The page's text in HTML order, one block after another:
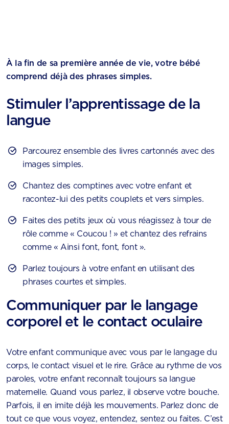
À la fin de sa première année de vie, votre bébé
comprend déjà des phrases simples.
Stimuler l’apprentissage de la
langue
Parcourez ensemble des livres cartonnés avec des
images simples.
Chantez des comptines avec votre enfant et
racontez-lui des petits couplets et vers simples.
Faites des petits jeux où vous réagissez à tour de
rôle comme « Coucou ! » et chantez des refrains
comme « Ainsi font, font, font ».
Parlez toujours à votre enfant en utilisant des
phrases courtes et simples.
Communiquer par le langage
corporel et le contact oculaire
Votre enfant communique avec vous par le langage du
corps, le contact visuel et le rire. Grâce au rythme de vos
paroles, votre enfant reconnaît toujours sa langue
maternelle. Quand vous parlez, il observe votre bouche.
Parfois, il en imite déjà les mouvements. Parlez donc de
tout ce que vous voyez, entendez, sentez ou faites. C’est